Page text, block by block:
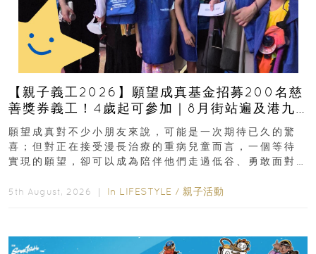
【親子義工2026】願望成真基金招募200名慈
善獎券義工！4歲起可參加｜8月街站遍及港九
新界
願望成真對不少小朋友來說，可能是一次期待已久的驚
喜；但對正在接受漫長治療的重病兒童而言，一個等待
實現的願望，卻可以成為陪伴他們走過低谷、勇敢面對
5th August, 2026 ｜ In LIFESTYLE / 親子活動